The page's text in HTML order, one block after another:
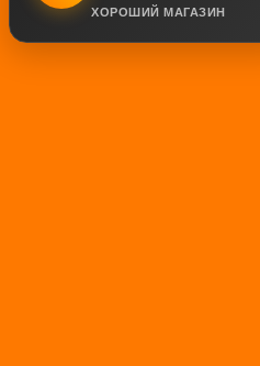
ХОРОШИЙ МАГАЗИН